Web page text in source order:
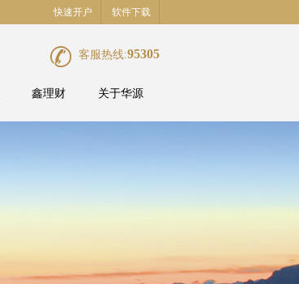
快速开户 软件下载
客服热线:95305
鑫理财 关于华源